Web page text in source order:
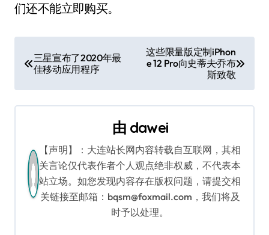
们还不能立即购买。
章
导
三星宣布了2020年最
佳移动应用程序
这些限量版定制iPhon
e 12 Pro向史蒂夫·乔布
斯致敬
由 dawei
【声明】：大连站长网内容转载自互联网，其相
关言论仅代表作者个人观点绝非权威，不代表本
站立场。如您发现内容存在版权问题，请提交相
关链接至邮箱：bqsm@foxmail.com，我们将及
时予以处理。